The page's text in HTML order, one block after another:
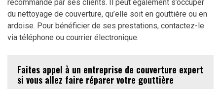
recommandé par ses clients. Il peut également s’occuper
du nettoyage de couverture, qu’elle soit en gouttière ou en
ardoise. Pour bénéficier de ses prestations, contactez-le
via téléphone ou courrier électronique.
Faites appel à un entreprise de couverture expert
si vous allez faire réparer votre gouttière